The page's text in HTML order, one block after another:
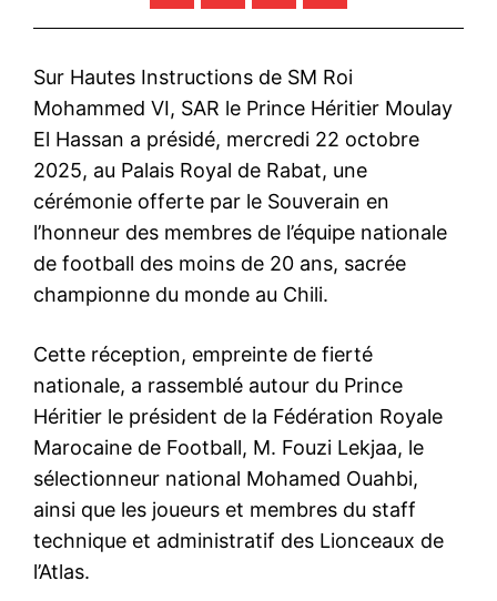
Sur Hautes Instructions de SM Roi
Mohammed VI, SAR le Prince Héritier Moulay
El Hassan a présidé, mercredi 22 octobre
2025, au Palais Royal de Rabat, une
cérémonie offerte par le Souverain en
l’honneur des membres de l’équipe nationale
de football des moins de 20 ans, sacrée
championne du monde au Chili.
Cette réception, empreinte de fierté
nationale, a rassemblé autour du Prince
Héritier le président de la Fédération Royale
Marocaine de Football, M. Fouzi Lekjaa, le
sélectionneur national Mohamed Ouahbi,
ainsi que les joueurs et membres du staff
technique et administratif des Lionceaux de
l’Atlas.